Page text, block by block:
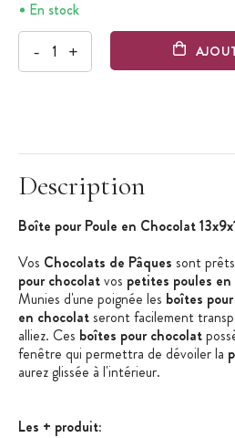
En stock
- +
Description
Boîte pour Poule en Chocolat
Vos Chocolats de Pâques sont
pour chocolatvos petites poules
Munies d'une poignée les boîtes
en chocolatseront facilement
alliez. Ces boîtes pour chocolat
fenêtre qui permettra de dévoiler la
aurez glissée à l'intérieur.
Les + produit: